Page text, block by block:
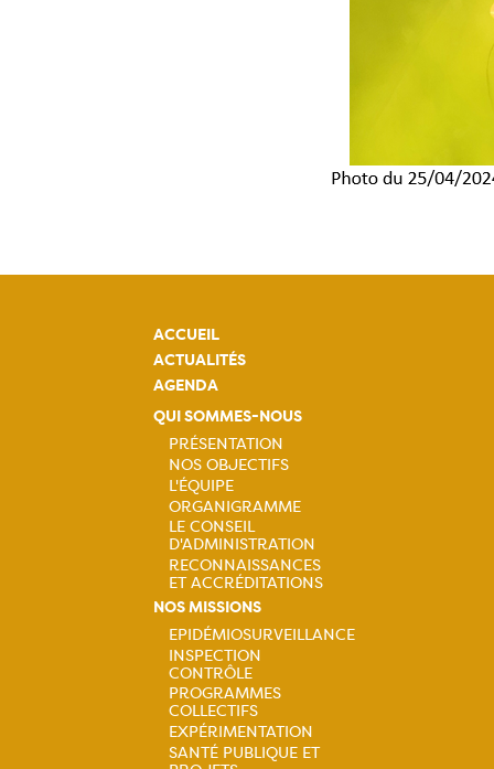
ACCUEIL
ACTUALITÉS
AGENDA
QUI SOMMES-NOUS
Navigation
principale
PRÉSENTATION
NOS OBJECTIFS
L'ÉQUIPE
ORGANIGRAMME
LE CONSEIL
D'ADMINISTRATION
RECONNAISSANCES
ET ACCRÉDITATIONS
NOS MISSIONS
Navigation
principale
EPIDÉMIOSURVEILLANCE
INSPECTION
CONTRÔLE
PROGRAMMES
COLLECTIFS
EXPÉRIMENTATION
SANTÉ PUBLIQUE ET